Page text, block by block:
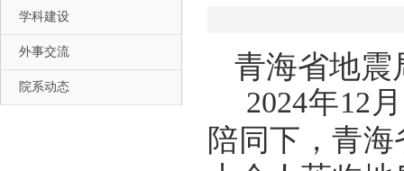
学科建设
外事交流
院系动态
青海省地震
2024年12
陪同下，青